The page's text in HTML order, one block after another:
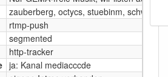
zauberberg, octycs, stuebinm, schweby
rtmp-push
segmented
http-tracker
ja: Kanal mediacccde